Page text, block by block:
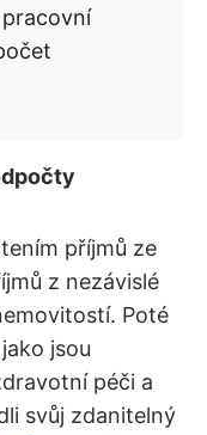
příjmů ze
z nezávislé
Poté
jsou
péči a
svůj zdanitelný